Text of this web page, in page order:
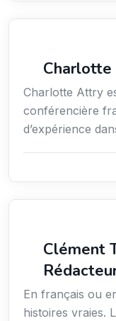
Charlotte Attry
conférencière
d’expérience
Clément
En français ou
histoires vraies.